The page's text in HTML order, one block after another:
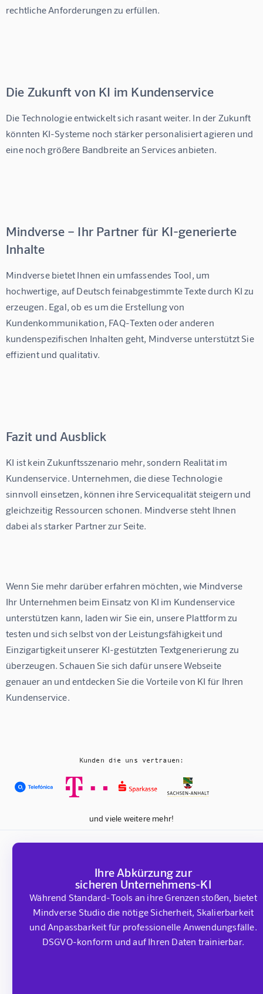
rechtliche Anforderungen zu erfüllen.
Die Zukunft von KI im Kundenservice
Die Technologie entwickelt sich rasant weiter. In der Zukunft
könnten KI-Systeme noch stärker personalisiert agieren und
eine noch größere Bandbreite an Services anbieten.
Mindverse – Ihr Partner für KI-generierte
Inhalte
Mindverse bietet Ihnen ein umfassendes Tool, um
hochwertige, auf Deutsch feinabgestimmte Texte durch KI zu
erzeugen. Egal, ob es um die Erstellung von
Kundenkommunikation, FAQ-Texten oder anderen
kundenspezifischen Inhalten geht, Mindverse unterstützt Sie
effizient und qualitativ.
Fazit und Ausblick
KI ist kein Zukunftsszenario mehr, sondern Realität im
Kundenservice. Unternehmen, die diese Technologie
sinnvoll einsetzen, können ihre Servicequalität steigern und
gleichzeitig Ressourcen schonen. Mindverse steht Ihnen
dabei als starker Partner zur Seite.
Wenn Sie mehr darüber erfahren möchten, wie Mindverse
Ihr Unternehmen beim Einsatz von KI im Kundenservice
unterstützen kann, laden wir Sie ein, unsere Plattform zu
testen und sich selbst von der Leistungsfähigkeit und
Einzigartigkeit unserer KI-gestützten Textgenerierung zu
überzeugen. Schauen Sie sich dafür unsere Webseite
genauer an und entdecken Sie die Vorteile von KI für Ihren
Kundenservice.
Kunden die uns vertrauen:
und viele weitere mehr!
Ihre Abkürzung zur
sicheren Unternehmens-KI
Während Standard-Tools an ihre Grenzen stoßen, bietet
Mindverse Studio die nötige Sicherheit, Skalierbarkeit
und Anpassbarkeit für professionelle Anwendungsfälle.
DSGVO-konform und auf Ihren Daten trainierbar.